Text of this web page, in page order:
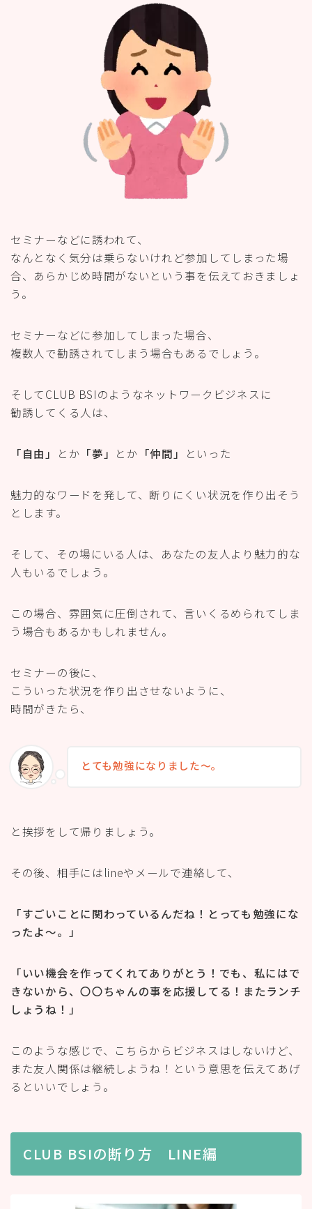
セミナーなどに誘われて、
なんとなく気分は乗らないけれど参加してしまった場
合、あらかじめ時間がないという事を伝えておきましょ
う。
セミナーなどに参加してしまった場合、
複数人で勧誘されてしまう場合もあるでしょう。
そしてCLUB BSIのようなネットワークビジネスに
勧誘してくる人は、
「自由」 とか 「夢」 とか 「仲間」 といった
魅力的なワードを発して、断りにくい状況を作り出そう
とします。
そして、その場にいる人は、あなたの友人より魅力的な
人もいるでしょう。
この場合、雰囲気に圧倒されて、言いくるめられてしま
う場合もあるかもしれません。
セミナーの後に、
こういった状況を作り出させないように、
時間がきたら、
とても勉強になりました〜。
と挨拶をして帰りましょう。
その後、相手にはlineやメールで連絡して、
「すごいことに関わっているんだね！とっても勉強にな
ったよ〜。」
「いい機会を作ってくれてありがとう！でも、私にはで
きないから、〇〇ちゃんの事を応援してる！またランチ
しょうね！」
このような感じで、こちらからビジネスはしないけど、
また友人関係は継続しようね！という意思を伝えてあげ
るといいでしょう。
CLUB BSIの断り方 LINE編